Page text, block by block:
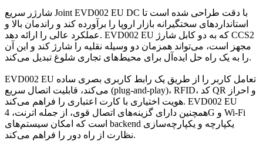
شارژر سریع Joint EVD002 EU DC با دقت طراحی شده است تا
استانداردهای سختگیرانه بازار اروپا را برآورده کند و راندمان بالا و
عملکرد عالی را ارائه دهد. EVD002 EU که به دو کابل شارژ CCS2
مجهز است، می‌تواند همزمان دو وسیله نقلیه را شارژ کند و این آن
را به یک راه حل ایده‌آل برای محیط‌های تجاری شلوغ تبدیل می‌کند.
EVD002 EU تعامل کاربر را از طریق یک رابط کاربری بصری ساده
می‌کند، قابلیت اتصال سریع (plug-and-play)، RFID، کد QR و احراز
هویت اختیاری با کارت اعتباری را فراهم می‌کند. EVD002 EU
همچنین دارای گزینه‌های اتصال قوی، از جمله اترنت، 4G و Wi-Fi
است که امکان سیستم‌های backend یکپارچه و یکپارچه‌سازی
نظارت از راه دور را فراهم می‌کند.